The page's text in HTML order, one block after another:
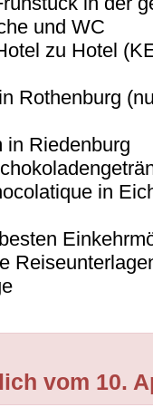
und WC
zu Hotel
Rothenburg
in Riedenburg
in
vom 10.